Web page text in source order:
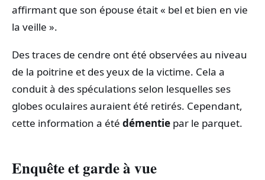
affirmant que son épouse était « bel et bien en vie
la veille ».
Des traces de cendre ont été observées au niveau
de la poitrine et des yeux de la victime. Cela a
conduit à des spéculations selon lesquelles ses
globes oculaires auraient été retirés. Cependant,
cette information a été démentie par le parquet.
Enquête et garde à vue